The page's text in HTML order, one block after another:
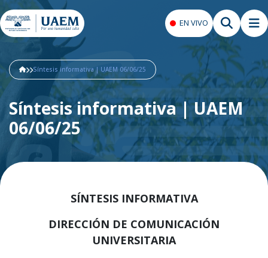
EN VIVO
Síntesis informativa | UAEM 06/06/25
Síntesis informativa | UAEM
06/06/25
SÍNTESIS INFORMATIVA
DIRECCIÓN DE COMUNICACIÓN
UNIVERSITARIA